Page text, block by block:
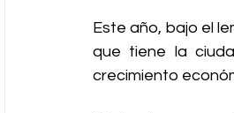
Este año, bajo el
que tiene la
crecimiento